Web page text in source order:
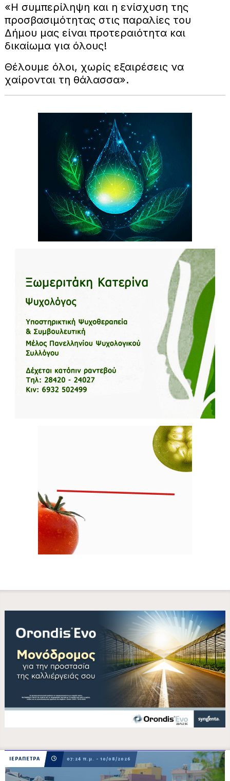
«Η συμπερίληψη και η ενίσχυση της
προσβασιμότητας στις παραλίες του
Δήμου μας είναι προτεραιότητα και
δικαίωμα για όλους!
Θέλουμε όλοι, χωρίς εξαιρέσεις να
χαίρονται τη θάλασσα».
ΙΕΡΑΠΕΤΡΑ 07:24 π.μ. - 10/08/2026